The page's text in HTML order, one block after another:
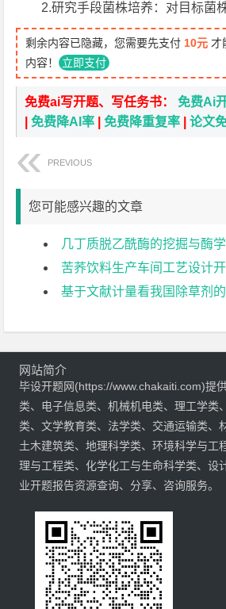
2.研究手段菌株培养：对目标菌
剩余内容已隐藏，您需要先支付 10元 才
内容！ 立即支付
免费ai写开题、写任务书：免费Ai
|免费降AI率 |免费降重复率 |论文
PREVIOUS
您可能感兴趣的文章
几丁质脱乙酰酶的挖掘与酶
苦荞饮料生产车间工艺设计
基于文献计量看我国除草剂
网站简介
毕设开题网(https://www.chakaiti.com)提
类、电子信息类、机械机电类、理工学类
类、文学教育类、法学类、交通运输类、
土木建筑类、地理科学类、环境科学与工
理与工程类、化学化工与生命科学类、设
业开题报告资源查询、分享、咨询服务。